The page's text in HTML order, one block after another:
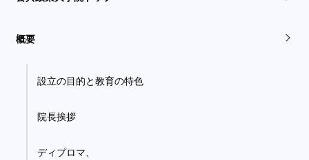
概要
設立の目的と教育の特色
院長挨拶
ディプロマ、